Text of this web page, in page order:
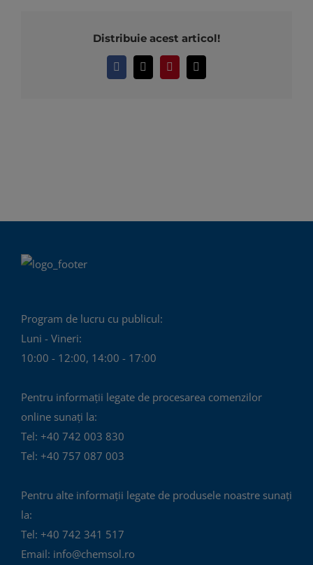
Distribuie acest articol!
Facebook
X Pinterest
E-
mail:
Program de lucru cu publicul:
Luni - Vineri:
10:00 - 12:00, 14:00 - 17:00
Pentru informații legate de procesarea comenzilor
online sunați la:
Tel: +40 742 003 830
Tel: +40 757 087 003
Pentru alte informații legate de produsele noastre sunați
la:
Tel: +40 742 341 517
Email: info@chemsol.ro